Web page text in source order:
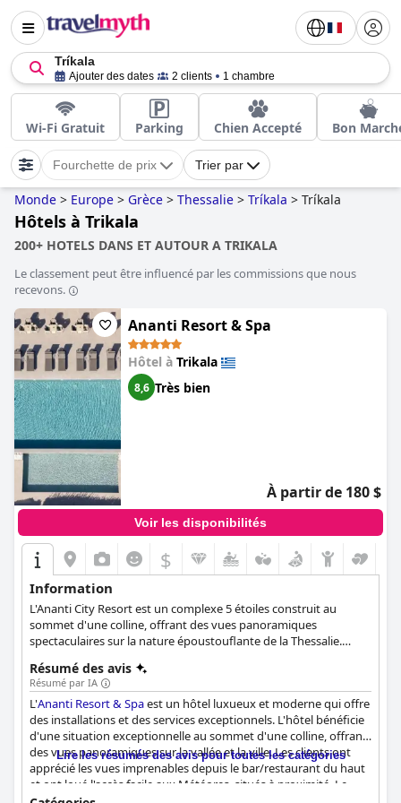
Tríkala
Ajouter des dates 2 clients 1 chambre
Wi-Fi Gratuit Parking Chien Accepté Bon
Fourchette de prix Trier par
Monde > Europe > Grèce > Thessalie > Tríkala > Tríkala
Hôtels à Trikala
200+ HOTELS DANS ET AUTOUR A TRIKALA
Le classement peut être influencé par les commissions que nous
recevons.
Ananti Resort & Spa
Hôtel à Trikala
8,6 Très bien
À partir de 180 $
Voir les disponibilités
$
Information
L'Ananti City Resort est un complexe 5 étoiles construit au
sommet d'une colline, offrant des vues panoramiques
spectaculaires sur la nature époustouflante de la Thessalie.
confortable coin salon avec parasols, chaises longues et bar de
la piscine, d'un restaurant exquis, d'un spa rajeunissant et d'une
atmosphère des plus sophistiquées et relaxantes, ce qui en fait
un lieu idéal pour les vacances en famille et les escapades
romantiques.
Résumé des avis
Résumé par IA
L'Ananti Resort & Spaest un hôtel luxueux et moderne qui offre
des installations et des services exceptionnels. L'hôtel bénéficie
d'une situation exceptionnelle au sommet d'une colline, offrant
des vues panoramiques sur la vallée et la ville. Les clients ont
apprécié les vues imprenables depuis le bar/restaurant du haut
et ont loué l'accès facile aux Météores, situés à proximité. Le
Lire les résumés des avis pour toutes les catégories